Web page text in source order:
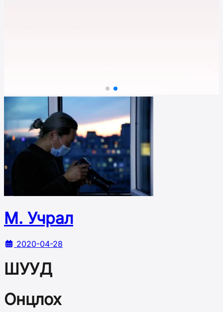
М. Учрал
2020-04-28
ШУУД
Онцлох